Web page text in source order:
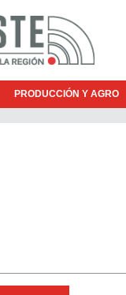
PRODUCCIÓN Y AGRO